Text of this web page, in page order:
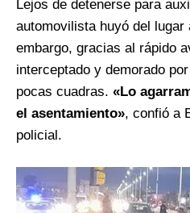
Lejos de detenerse para
automovilista huyó del lugar
embargo, gracias al rápido
interceptado y demorado
pocas cuadras. «Lo
el asentamiento», confió a
policial.